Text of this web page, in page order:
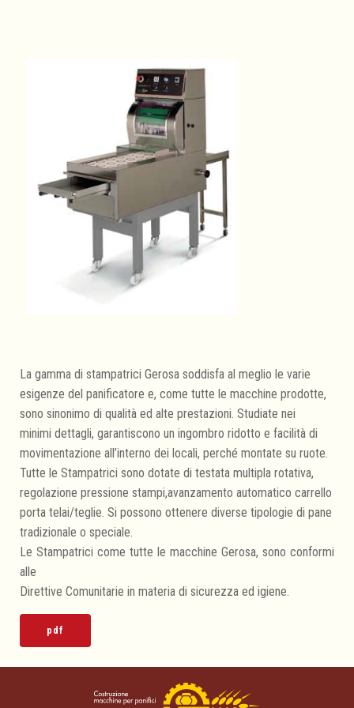
Stampo "Foglia"
Stampo "Kaiser"
Stampo "Labirinto"
Stampo "Maggiolone"
Stampo "Punte"
Stampo "Rigatone"
Stampo "Rombo"
Stampo "Rosetta"
Stampo "Spaccatina 1T"
Stampo "Spaccatina 2T"
Stampo "Spaccatina a Lama"
La gamma di stampatrici Gerosa soddisfa al meglio le varie
esigenze del panificatore e, come tutte le macchine prodotte,
sono sinonimo di qualità ed alte prestazioni. Studiate nei
minimi dettagli, garantiscono un ingombro ridotto e facilità di
movimentazione all’interno dei locali, perché montate su ruote.
Tutte le Stampatrici sono dotate di testata multipla rotativa,
regolazione pressione stampi,avanzamento automatico carrello
porta telai/teglie. Si possono ottenere diverse tipologie di pane
tradizionale o speciale.
Le Stampatrici come tutte le macchine Gerosa, sono conformi
alle
Direttive Comunitarie in materia di sicurezza ed igiene.
pdf